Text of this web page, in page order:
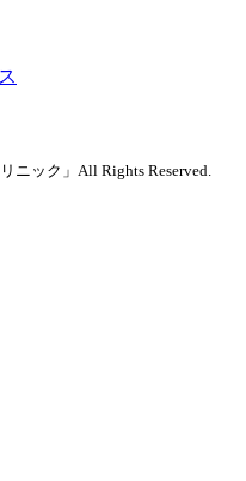
ニック」All Rights Reserved.